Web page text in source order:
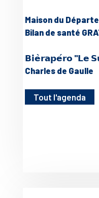
Maison du
Bilan de santé
𝗕𝗶𝗲̀𝗿𝗮𝗽𝗲́𝗿𝗼 "𝗟𝗲
Charles de Gaulle
Tout l'agenda